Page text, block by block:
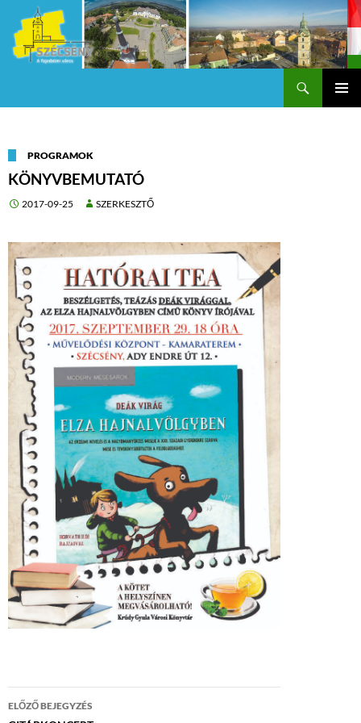
PROGRAMOK
KÖNYVBEMUTATÓ
2017-09-25 SZERKESZTŐ
Bejegyzés
ELŐZŐ BEJEGYZÉS